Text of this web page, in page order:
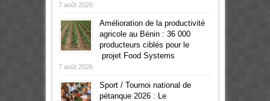
7 août 2026
Amélioration de la productivité
agricole au Bénin : 36 000
producteurs ciblés pour le
projet Food Systems
7 août 2026
Sport / Tournoi national de
pétanque 2026 : Le